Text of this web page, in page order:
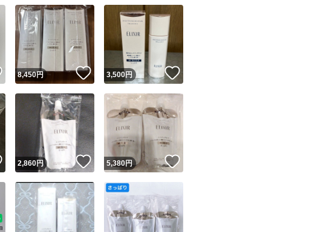
取引実績◯+ このユーザーはYahoo!フリマの取引を完了させた実績があります
他フリマ実績◯+ このユーザーは他フリマサービスでの取引実績があります
スピード&安心発送
※このバッジは実績に基づく表示であり、発送を保証しているものではありません
スピード＆安心発送
このユーザーは高頻度で24時間以内＆設定した発送日数内に発送してい
ます
スピード発送 このユーザーは高頻度で24時間以内に発送しています
安心発送 このユーザーは設定した発送日数内に発送しています
コピーは 1商品につき1回です
出品ページへ
キャンセル
いいね！
8,450円 いいね！
3,500円
いいね！
2,860円 いいね！
5,380円